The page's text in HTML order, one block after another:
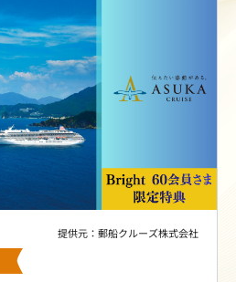
てください。
提供元：郵船クルーズ株式会社